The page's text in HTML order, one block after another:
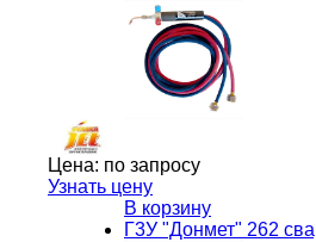
Цена: по запросу
Узнать цену
В корзину
Г3У "Донмет" 262